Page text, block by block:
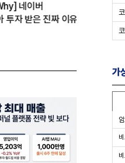
버
은 진짜 이유는
[심층분
항공엔
가